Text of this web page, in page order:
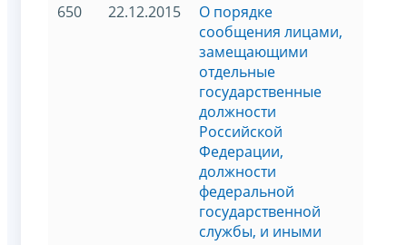
650 22.12.2015
О порядке
сообщения лицами,
замещающими
отдельные
государственные
должности
Российской
Федерации,
должности
федеральной
государственной
службы, и иными